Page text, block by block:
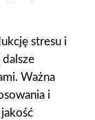
stresu i
Ważna
i